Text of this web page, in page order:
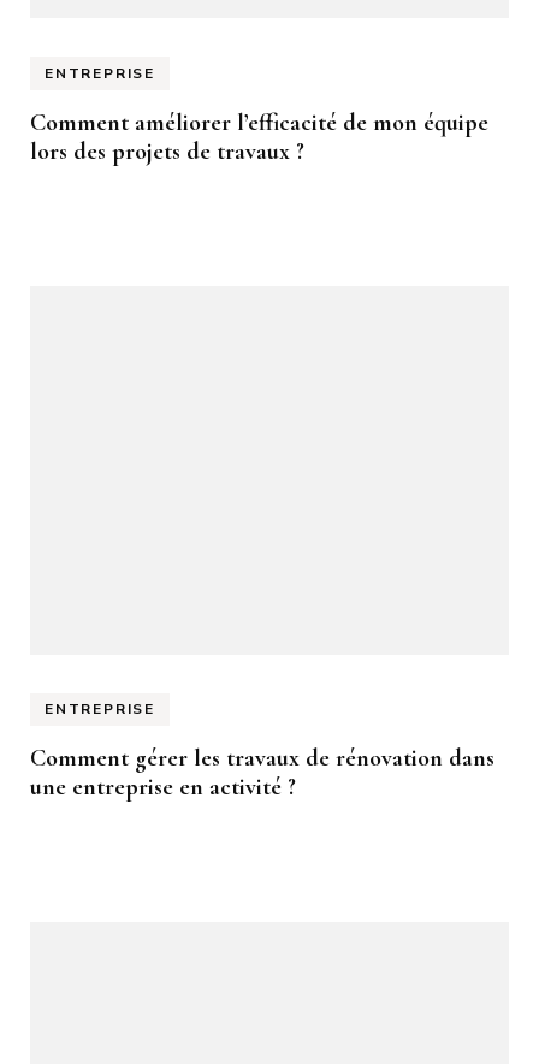
ENTREPRISE
Comment améliorer l’efficacité de mon équipe
lors des projets de travaux ?
ENTREPRISE
Comment gérer les travaux de rénovation dans
une entreprise en activité ?